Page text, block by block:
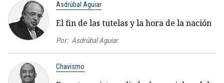
Asdrúbal Aguiar
El fin de las tutelas y la hora de la nación
Por: Asdrúbal Aguiar
Chavismo